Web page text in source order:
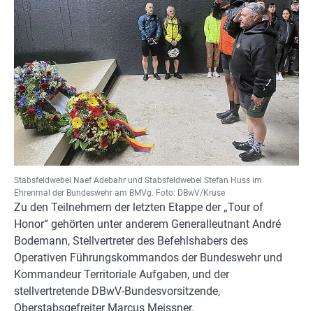
Stabsfeldwebel Naef Adebahr und Stabsfeldwebel Stefan Huss im
Ehrenmal der Bundeswehr am BMVg. Foto: DBwV/Kruse
Zu den Teilnehmern der letzten Etappe der „Tour of
Honor“ gehörten unter anderem Generalleutnant André
Bodemann, Stellvertreter des Befehlshabers des
Operativen Führungskommandos der Bundeswehr und
Kommandeur Territoriale Aufgaben, und der
stellvertretende DBwV-Bundesvorsitzende,
Oberstabsgefreiter Marcus Meissner.